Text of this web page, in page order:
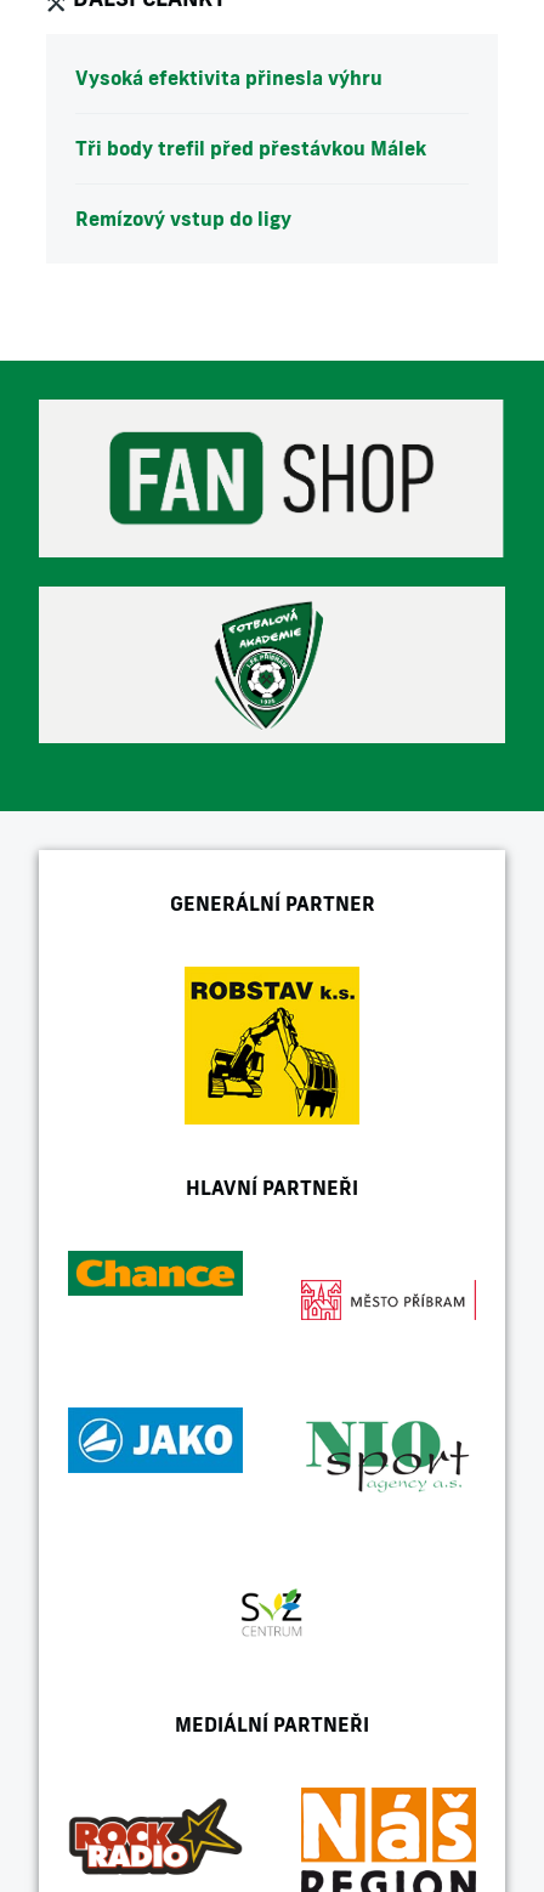
Vysoká efektivita přinesla výhru
Tři body trefil před přestávkou Málek
Remízový vstup do ligy
GENERÁLNÍ PARTNER
HLAVNÍ PARTNEŘI
MEDIÁLNÍ PARTNEŘI